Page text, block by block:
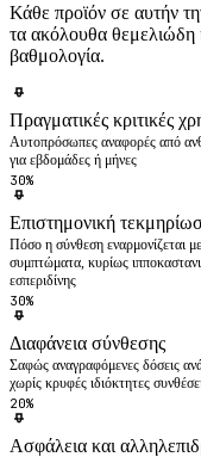
Κάθε προϊόν σε αυτήν
τα ακόλουθα θεμελιώδη
βαθμολογία.
Πραγματικές κριτικές
Αυτοπρόσωπες αναφορές από
για εβδομάδες ή μήνες
30%
Επιστημονική
Πόσο η σύνθεση εναρμονίζεται
συμπτώματα, κυρίως
εσπεριδίνης
30%
Διαφάνεια σύνθεσης
Σαφώς αναγραφόμενες δόσεις
χωρίς κρυφές ιδιόκτητες
20%
Ασφάλεια και